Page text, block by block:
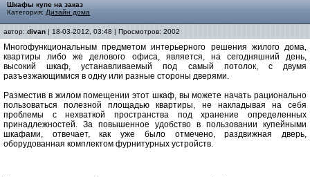
Шкафы купе на заказ
Категория: Дизайн дома
автор: divan | 18-03-2012, 03:48 | Просмотров: 2002
Многофункциональным предметом интерьерного решения жилого дома,
квартиры либо же делового офиса, является, на сегодняшний день,
высокий шкаф, устанавливаемый под самый потолок, с двумя
разъезжающимися в одну или разные стороны дверями.
Разместив в жилом помещении этот шкаф, вы можете начать рационально
пользоваться полезной площадью квартиры, не накладывая на себя
проблемы с нехваткой пространства под хранение определенных
принадлежностей. За повышенное удобство в пользовании купейными
шкафами, отвечает, как уже было отмечено, раздвижная дверь,
оборудованная комплектом фурнитурных устройств.